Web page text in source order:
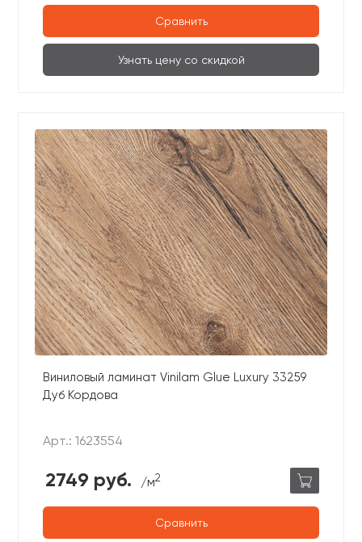
Сравнить
Узнать цену со скидкой
Виниловый ламинат Vinilam Glue Luxury 33259
Дуб Кордова
Арт.: 1623554
2749 руб. /м2
Сравнить